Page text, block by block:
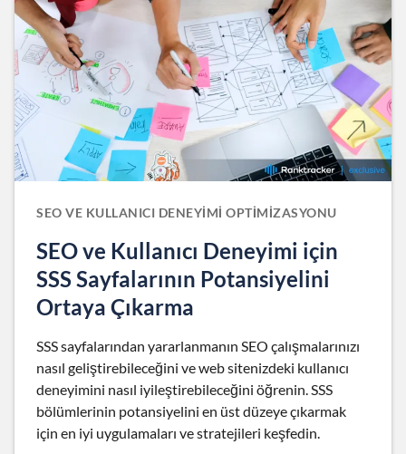
SEO VE KULLANICI DENEYIMI OPTIMIZASYONU
SEO ve Kullanıcı Deneyimi için
SSS Sayfalarının Potansiyelini
Ortaya Çıkarma
SSS sayfalarından yararlanmanın SEO çalışmalarınızı
nasıl geliştirebileceğini ve web sitenizdeki kullanıcı
deneyimini nasıl iyileştirebileceğini öğrenin. SSS
bölümlerinin potansiyelini en üst düzeye çıkarmak
için en iyi uygulamaları ve stratejileri keşfedin.